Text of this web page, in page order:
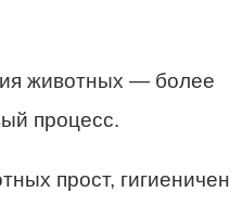
животных — более
процесс.
прост, гигиеничен